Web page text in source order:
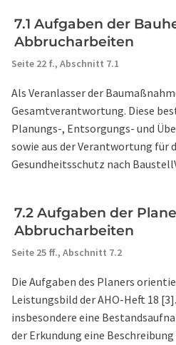
7.1 Aufgaben der
Abbrucharbeiten
Seite 22 f., Abschnitt 7.1
Als Veranlasser der
Gesamtverantwortung. Diese
Planungs-, Entsorgungs- und
sowie aus der Verantwortung für
Gesundheitsschutz nach
7.2 Aufgaben der
Abbrucharbeiten
Seite 25 ff., Abschnitt 7.2
Die Aufgaben des Planers
Leistungsbild der AHO-Heft 18
insbesondere eine
der Erkundung eine